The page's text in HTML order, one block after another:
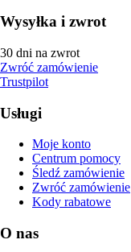
Wysyłka i zwrot
30 dni na zwrot
Zwróć zamówienie
Trustpilot
Usługi
Moje konto
Centrum pomocy
Śledź zamówienie
Zwróć zamówienie
Kody rabatowe
O nas